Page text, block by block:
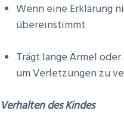
Wenn eine Erklärung
übereinstimmt
Trägt lange Ärmel
um Verletzungen zu
Verhalten des Kindes